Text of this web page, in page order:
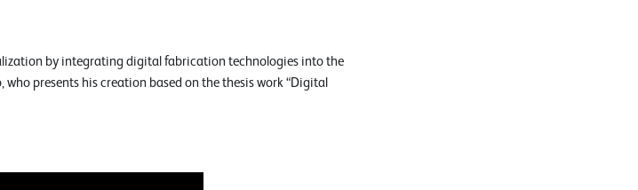
by integrating digital fabrication technologies into the
presents his creation based on the thesis work “Digital